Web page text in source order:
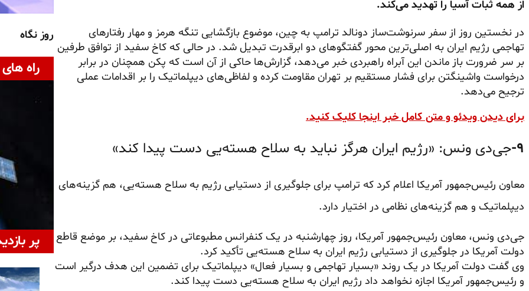
از همه ثبات آسیا را تهدید می‌کند.
در نخستین روز از سفر سرنوشت‌ساز دونالد ترامپ به چین، موضوع بازگشایی تنگه هرمز و مهار رفتارهای
تهاجمی رژیم ایران به اصلی‌ترین محور گفتگوهای دو ابرقدرت تبدیل شد. در حالی که کاخ سفید از توافق طرفین
بر سر ضرورت باز ماندن این آبراه راهبردی خبر می‌دهد، گزارش‌ها حاکی از آن است که پکن همچنان در برابر
درخواست واشینگتن برای فشار مستقیم بر تهران مقاومت کرده و لفاظی‌های دیپلماتیک را بر اقدامات عملی
ترجیح می‌دهد.
برای دیدن ویدئو و متن کامل خبر اینجا کلیک کنید.
۹- جی‌دی ونس: «رژیم ایران هرگز نباید به سلاح هسته‌یی دست پیدا کند»
معاون رئیس‌جمهور آمریکا اعلام کرد که ترامپ برای جلوگیری از دستیابی رژیم به سلاح هسته‌یی، هم گزینه‌های
دیپلماتیک و هم گزینه‌های نظامی در اختیار دارد.
جی‌دی ونس، معاون رئیس‌جمهور آمریکا، روز چهارشنبه در یک کنفرانس مطبوعاتی در کاخ سفید، بر موضع قاطع
دولت آمریکا در جلوگیری از دستیابی رژیم ایران به سلاح هسته‌یی تأکید کرد.
وی گفت دولت آمریکا در یک روند «بسیار تهاجمی و بسیار فعال» دیپلماتیک برای تضمین این هدف درگیر است
و رئیس‌جمهور آمریکا اجازه نخواهد داد رژیم ایران به سلاح هسته‌یی دست پیدا کند.
روز نگاه
راه
پر